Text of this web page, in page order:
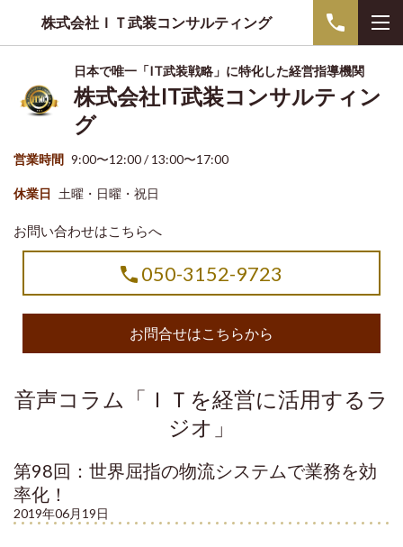
株式会社ＩＴ武装コンサルティング
日本で唯一「IT武装戦略」に特化した経営指導機関
株式会社IT武装コンサルティン
グ
営業時間 9:00〜12:00 / 13:00〜17:00
休業日 土曜・日曜・祝日
お問い合わせはこちらへ
050-3152-9723
お問合せはこちらから
音声コラム「ＩＴを経営に活用するラ
ジオ」
第98回：世界屈指の物流システムで業務を効
率化！
2019年06月19日